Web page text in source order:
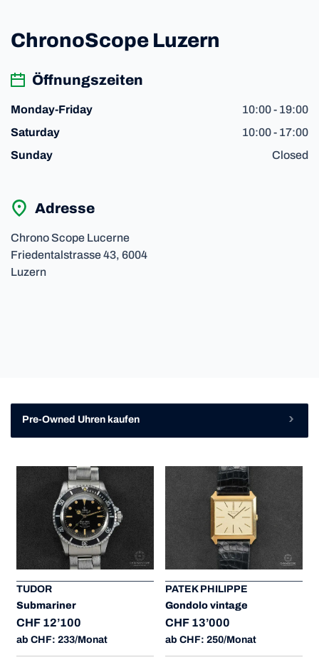
ChronoScope Luzern
Öffnungszeiten
Monday-Friday
10:00 - 19:00
Saturday
10:00 - 17:00
Sunday
Closed
Adresse
Chrono Scope Lucerne
Friedentalstrasse43, 6004
Luzern
Pre-Owned Uhren kaufen
TUDOR
Submariner
CHF 12’100
ab CHF: 233/Monat
PATEK PHILIPPE
Gondolo vintage
CHF 13’000
ab CHF: 250/Monat